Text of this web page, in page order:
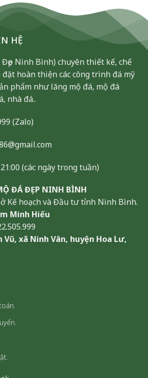
HỆ
Ninh Bình) chuyên thiết kế, chế
hoàn thiện các công trình đá mỹ
phẩm như lăng mộ đá, mộ đá
nhà đá..
(Zalo)
(các ngày trong tuần)
ĐÁ ĐẸP NINH BÌNH
Kế hoạch và Đầu tư tỉnh Ninh Bình.
Minh Hiếu
Vũ, xã Ninh Vân, huyện Hoa Lư,